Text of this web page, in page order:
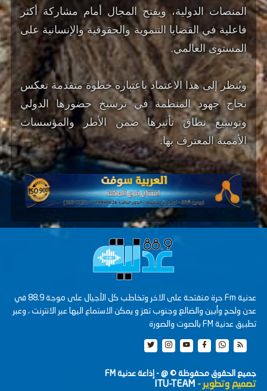
المنصات الدولية، ويفتح المجال أمام مشاركة أكثر
فاعلية في القضايا التنموية والحقوقية والإنسانية على
المستوى العالمي.
ويُنظر إلى هذا الاعتماد باعتباره خطوة متقدمة تعكس
نجاح جهود المنظمة في ترسيخ حضورها الدولي
وتوسيع نطاق تأثيرها ضمن الأطر والمؤسسات
الأممية المعترف بها.
عدنية Fm حرة منفتحة على الاخر وتخاطب كل الأجيال على موجة 88.9 في
عدن ولحج وأبين والضالع وجنوب تعز و يمكن الاستماع اليها عبر الانترنت ، وعبر
تطبيق عدنية FM بالصوت والصورة
جميع الحقوق محفوظة © @ - إذاعة عدنية FM
تصميم وتطوير - ITU-TEAM